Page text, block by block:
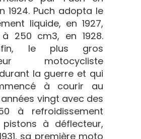
1924. Puch adopta le
liquide, en 1927,
250 cm3, en 1928.
le plus gros
motocycliste
la guerre et qui
à courir au
vingt avec des
à refroidissement
à déflecteur,
sa première moto